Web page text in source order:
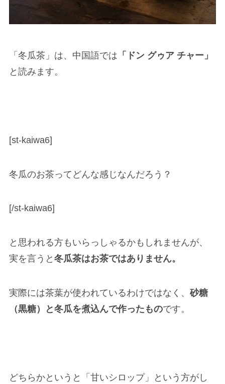
「冬瓜茶」は、中国語では 「ドン グゥア チャー」
と読みます。
[st-kaiwa6]
冬瓜のお茶ってどんな感じなんだろう？
[/st-kaiwa6]
と思われる方もいらっしゃるかもしれませんが、
実を言うと 冬瓜茶はお茶ではありません。
実際には茶葉が使われているわけではなく、 砂糖
（黒糖）と冬瓜を煮込んで作ったものです。
どちらかというと「甘いシロップ」という方がし